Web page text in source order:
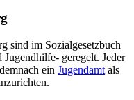
sind im Sozialgesetzbuch
geregelt. Jeder
ein Jugendamt als